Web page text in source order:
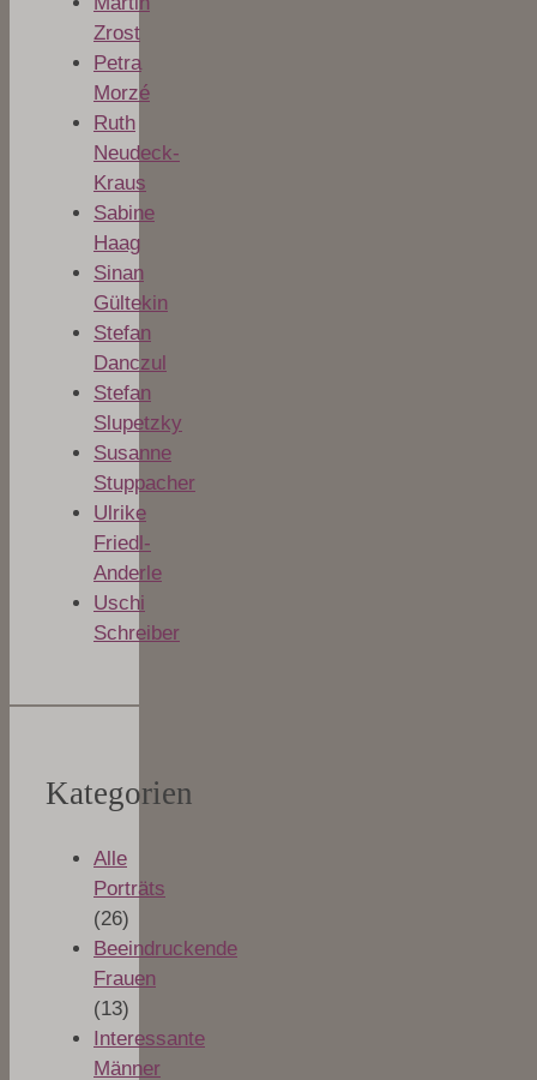
Zrost
Petra
Morzé
Ruth
Neudeck-
Kraus
Sabine
Haag
Sinan
Gültekin
Stefan
Danczul
Stefan
Slupetzky
Susanne
Stuppacher
Ulrike
Friedl-
Anderle
Uschi
Schreiber
Kategorien
Alle
Porträts
(26)
Beeindruckende
Frauen
(13)
Interessante
Männer